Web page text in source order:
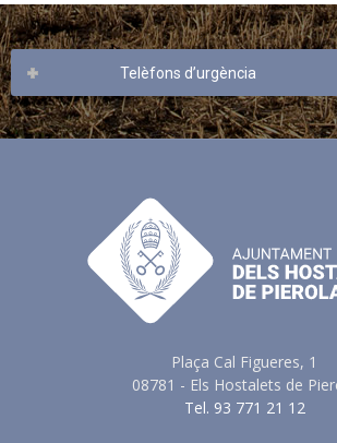
Telèfons d’urgència
Plaça Cal Figueres, 1
08781 - Els Hostalets de
Tel. 93 771 21 12